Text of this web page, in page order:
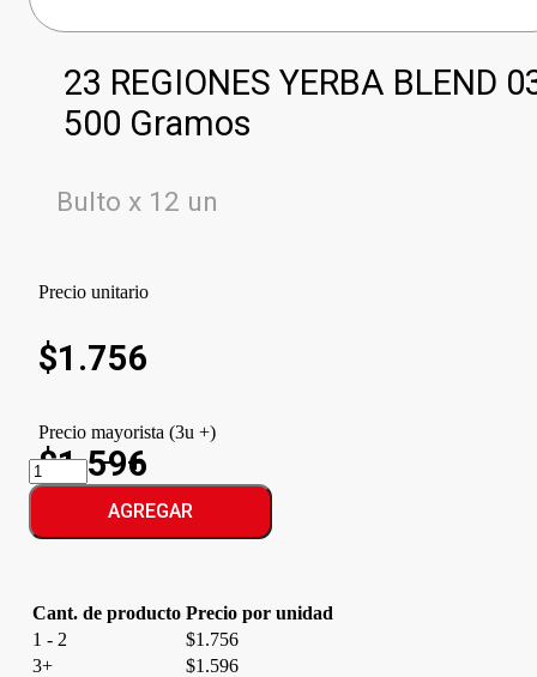
23 REGIONES YERBA BLEND
500 Gramos
Bulto x 12 un
Precio unitario
$1.756
Precio mayorista (3u +)
$1.596
23
REGIONES
YERBA
03
AGREGAR
Cant. de producto Precio por unidad
1 - 2
$1.756
3+
$1.596